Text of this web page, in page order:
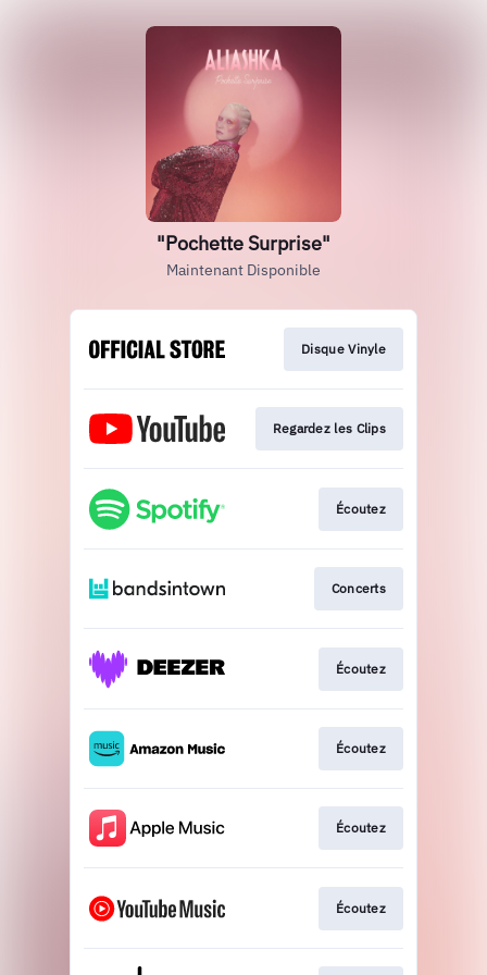
"Pochette Surprise"
Maintenant Disponible
Disque Vinyle
Regardez les Clips
Écoutez
Concerts
Écoutez
Écoutez
Écoutez
Écoutez